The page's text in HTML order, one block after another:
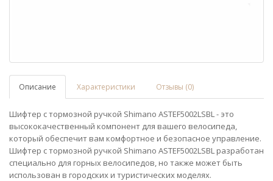
Описание Характеристики Отзывы (0)
Шифтер с тормозной ручкой Shimano ASTEF5002LSBL - это
высококачественный компонент для вашего велосипеда,
который обеспечит вам комфортное и безопасное управление.
Шифтер с тормозной ручкой Shimano ASTEF5002LSBL разработан
специально для горных велосипедов, но также может быть
использован в городских и туристических моделях.